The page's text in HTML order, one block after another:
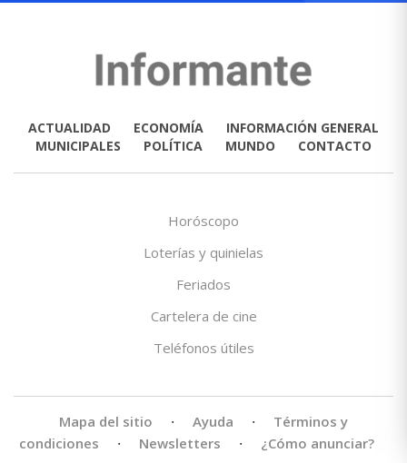
ACTUALIDAD ECONOMÍA
INFORMACIÓN GENERAL
MUNICIPALES
POLÍTICA MUNDO CONTACTO
Horóscopo
Loterías y quinielas
Feriados
Cartelera de cine
Teléfonos útiles
Mapa del sitio · Ayuda ·
Términos y
condiciones
· Newsletters · ¿Cómo anunciar?